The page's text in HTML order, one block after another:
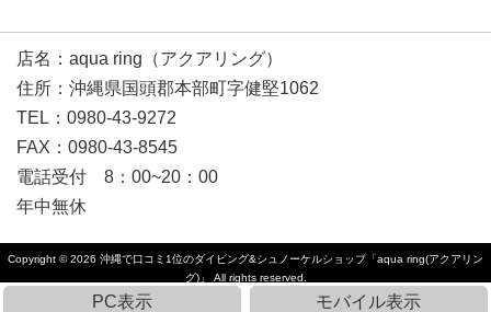
店名：aqua ring（アクアリング）
住所：沖縄県国頭郡本部町字健堅1062
TEL：0980-43-9272
FAX：0980-43-8545
電話受付 8：00~20：00
年中無休
Copyright © 2026 沖縄で口コミ1位のダイビング&シュノーケルショップ「aqua ring(アクアリン
グ)」
All rights reserved.
PC表示 モバイル表示